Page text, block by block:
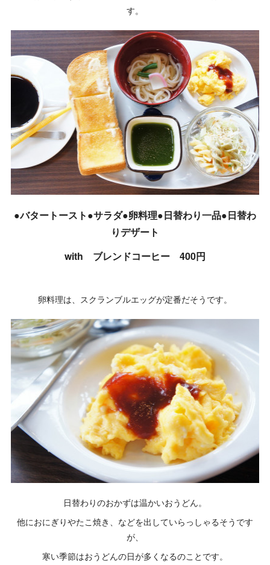
す。
●バタートースト●サラダ●卵料理●日替わり一品●日替わ
りデザート
with ブレンドコーヒー 400円
卵料理は、スクランブルエッグが定番だそうです。
日替わりのおかずは温かいおうどん。
他におにぎりやたこ焼き、などを出していらっしゃるそうです
が、
寒い季節はおうどんの日が多くなるのことです。